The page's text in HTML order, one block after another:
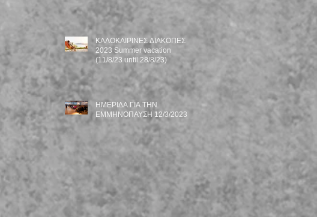
ΚΑΛΟΚΑΙΡΙΝΕΣ ΔΙΑΚΟΠΕΣ
2023 Summer vacation
(11/8/23 until 28/8/23)
ΗΜΕΡΙΔΑ ΓΙΑ ΤΗΝ
ΕΜΜΗΝΟΠΑΥΣΗ 12/3/2023